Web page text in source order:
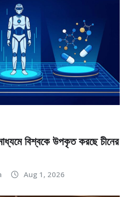
বিশ্বকে উপকৃত করছে চীনের
Aug 1, 2026